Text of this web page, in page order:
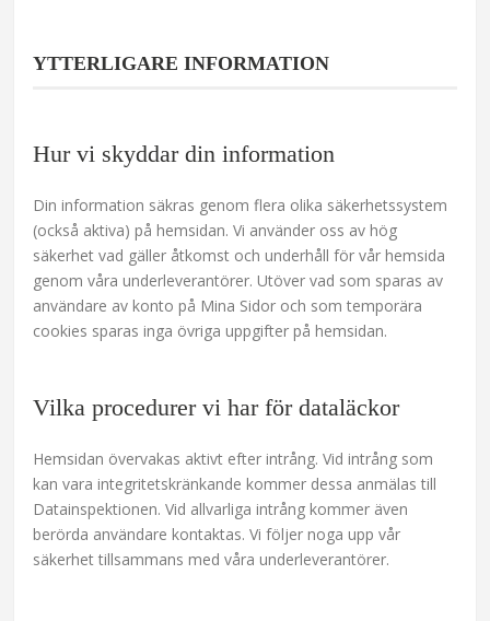
YTTERLIGARE INFORMATION
Hur vi skyddar din information
Din information säkras genom flera olika säkerhetssystem
(också aktiva) på hemsidan. Vi använder oss av hög
säkerhet vad gäller åtkomst och underhåll för vår hemsida
genom våra underleverantörer. Utöver vad som sparas av
användare av konto på Mina Sidor och som temporära
cookies sparas inga övriga uppgifter på hemsidan.
Vilka procedurer vi har för dataläckor
Hemsidan övervakas aktivt efter intrång. Vid intrång som
kan vara integritetskränkande kommer dessa anmälas till
Datainspektionen. Vid allvarliga intrång kommer även
berörda användare kontaktas. Vi följer noga upp vår
säkerhet tillsammans med våra underleverantörer.